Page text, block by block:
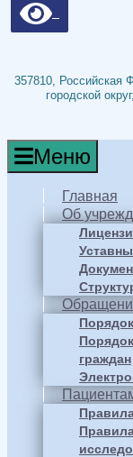
357810, Российская
городской
Меню
Главная
Об
граждан